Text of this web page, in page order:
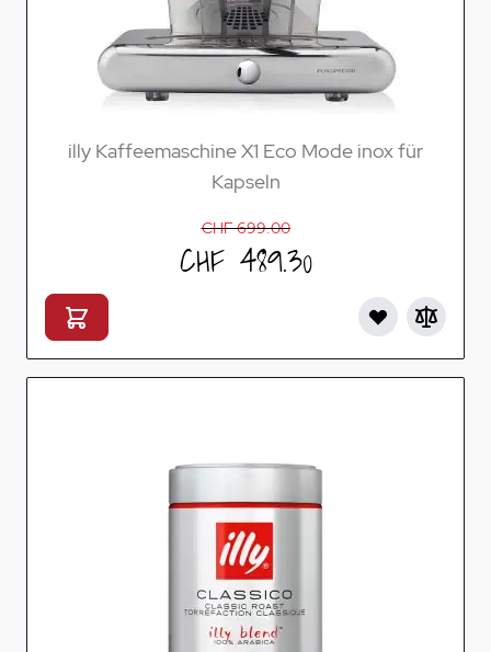
illy Kaffeemaschine X1 Eco Mode inox für
Kapseln
CHF 699.00
CHF 489.30